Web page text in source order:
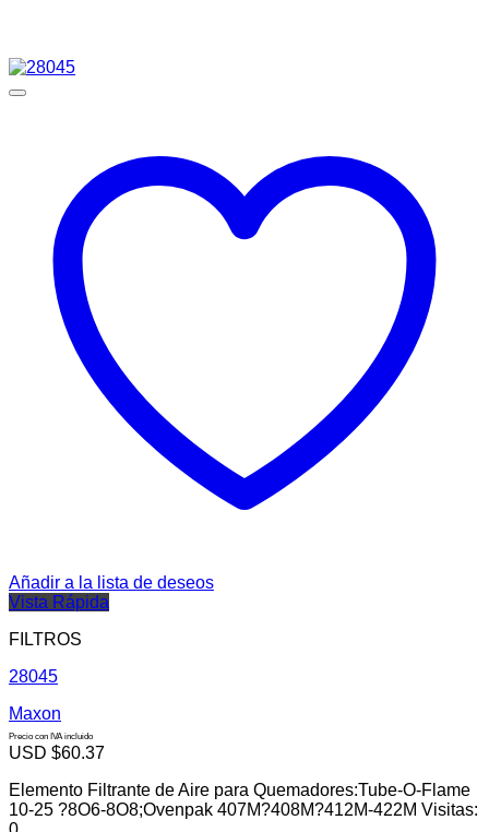
Añadir a la lista de deseos
Vista Rápida
FILTROS
28045
Maxon
Precio con IVA incluido
USD $60.37
Elemento Filtrante de Aire para Quemadores:Tube-O-Flame
10-25 ?8O6-8O8;Ovenpak 407M?408M?412M-422M Visitas: